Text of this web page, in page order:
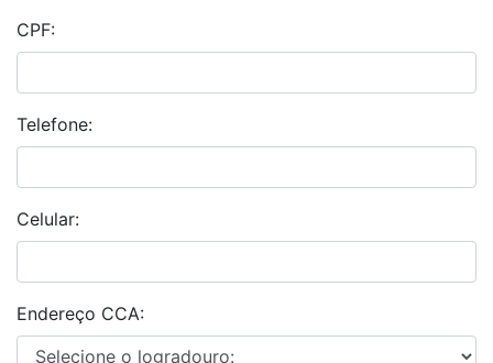
CPF:
Telefone:
Celular:
Endereço CCA: